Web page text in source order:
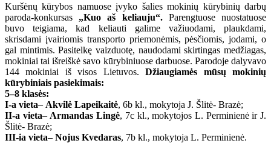
Kuršėnų kūrybos namuose įvyko šalies mokinių kūrybinių darbų
paroda-konkursas „Kuo aš keliauju“.Parengtuose nuostatuose
buvo teigiama, kad keliauti galime važiuodami, plaukdami,
skrisdami įvairiomis transporto priemonėmis, pėsčiomis, jodami, o
gal mintimis. Pasitelkę vaizduotę, naudodami skirtingas medžiagas,
mokiniai tai išreiškė savo kūrybiniuose darbuose. Parodoje dalyvavo
144 mokiniai iš visos Lietuvos.Džiaugiamės mūsų mokinių
kūrybiniais pasiekimais:
5–8 klasės:
I-a vieta– Akvilė Lapeikaitė, 6b kl., mokytoja J. Šlitė- Brazė;
II-a vieta– Armandas Lingė, 7c kl., mokytojos L. Perminienė ir J.
Šlitė- Brazė;
III-ia vieta– Nojus Kvedaras, 7b kl., mokytoja L. Perminienė.